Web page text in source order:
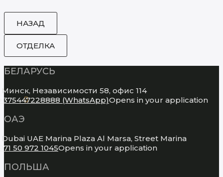
ОТДЕЛКА
БЕЛАРУСЬ
Минск, Независимости 58, офис 114
(WhatsApp)Opens in your application
ОАЭ
Dubai UAE Marina Plaza Al Marsa, Street Marina
50 972 1045Opens in your application
ПОЛЬША